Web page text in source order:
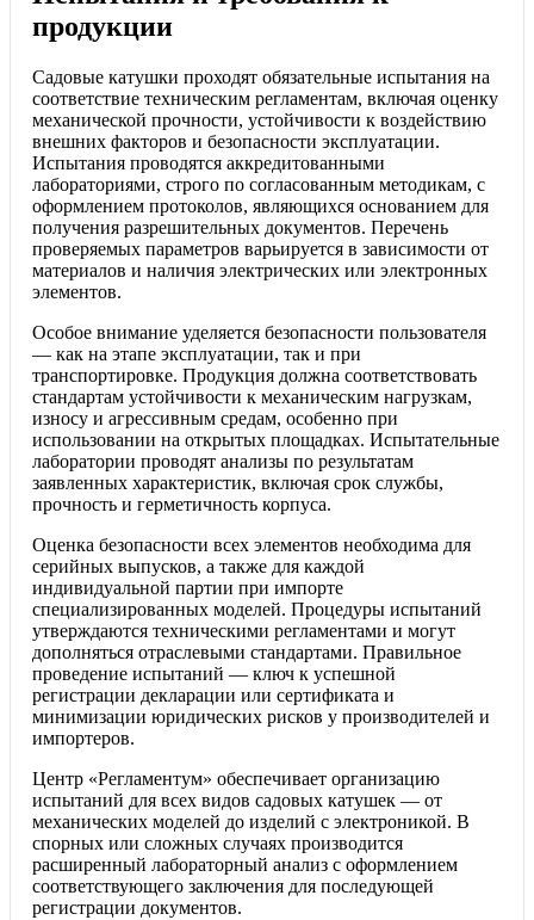
продукции
Садовые катушки проходят обязательные испытания на
соответствие техническим регламентам, включая оценку
механической прочности, устойчивости к воздействию
внешних факторов и безопасности эксплуатации.
Испытания проводятся аккредитованными
лабораториями, строго по согласованным методикам, с
оформлением протоколов, являющихся основанием для
получения разрешительных документов. Перечень
проверяемых параметров варьируется в зависимости от
материалов и наличия электрических или электронных
элементов.
Особое внимание уделяется безопасности пользователя
— как на этапе эксплуатации, так и при
транспортировке. Продукция должна соответствовать
стандартам устойчивости к механическим нагрузкам,
износу и агрессивным средам, особенно при
использовании на открытых площадках. Испытательные
лаборатории проводят анализы по результатам
заявленных характеристик, включая срок службы,
прочность и герметичность корпуса.
Оценка безопасности всех элементов необходима для
серийных выпусков, а также для каждой
индивидуальной партии при импорте
специализированных моделей. Процедуры испытаний
утверждаются техническими регламентами и могут
дополняться отраслевыми стандартами. Правильное
проведение испытаний — ключ к успешной
регистрации декларации или сертификата и
минимизации юридических рисков у производителей и
импортеров.
Центр «Регламентум» обеспечивает организацию
испытаний для всех видов садовых катушек — от
механических моделей до изделий с электроникой. В
спорных или сложных случаях производится
расширенный лабораторный анализ с оформлением
соответствующего заключения для последующей
регистрации документов.